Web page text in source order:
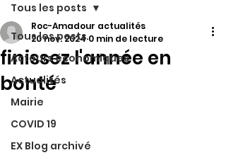
Tous les posts
Acteurs économiques
Actualités
Mairie
COVID 19
EX Blog archivé
Tous les posts
finissez l'année en
bonté
Roc-Amadour actualités
20 nov. 2024 0 min de lecture